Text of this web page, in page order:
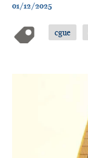
01/12/2025
cgue